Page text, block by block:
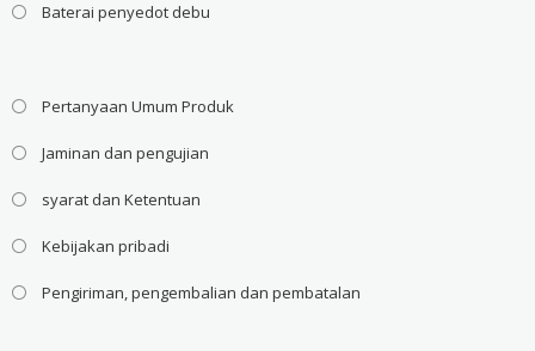
Baterai penyedot debu
Pertanyaan Umum Produk
Jaminan dan pengujian
syarat dan Ketentuan
Kebijakan pribadi
Pengiriman, pengembalian dan pembatalan